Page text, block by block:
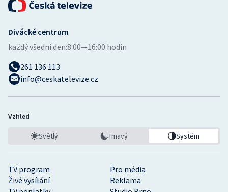
TV program
Pro média
Živé vysílání
Reklama
Divácké centrum
každý všední den:8:00—16:00 hodin
261 136 113
info@ceskatelevize.cz
Vzhled
Světlý Tmavý Systém